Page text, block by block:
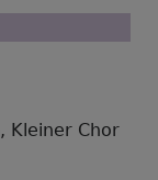
, Kleiner Chor